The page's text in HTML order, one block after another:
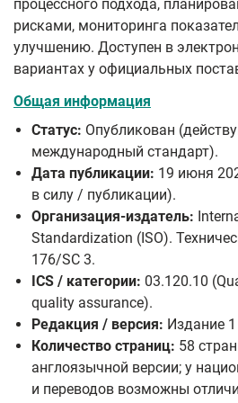
процессного подхода,
рисками, мониторинга
улучшению. Доступен в
вариантах у официальных
Общая информация
Статус: Опубликован
международный стандарт).
Дата публикации: 19 июня
в силу / публикации).
Организация-издатель:
Standardization (ISO).
176/SC 3.
ICS / категории: 03.120.10
quality assurance).
Редакция / версия: Издание
Количество страниц: 58
англоязычной версии; у
и переводов возможны